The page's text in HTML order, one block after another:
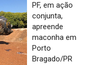
PF, em ação
conjunta,
apreende
maconha em
Porto
Bragado/PR